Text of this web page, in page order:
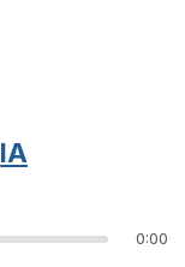
IA
0:00